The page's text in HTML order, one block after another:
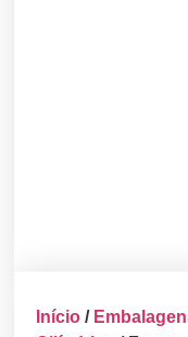
Início /